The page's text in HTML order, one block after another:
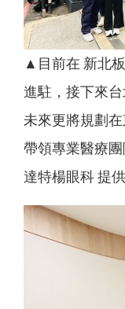
▲目前在 新北
進駐，接下來
未來更將規劃
帶領專業醫療
達特楊眼科 提